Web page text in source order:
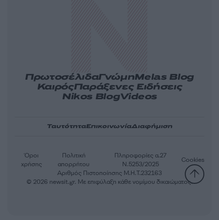
ΠρωτοσέλιδαΓνώμηMelas Blog
ΚαιρόςΠαράξενες Ειδήσεις
Nikos BlogVideos
ΤαυτότηταΕπικοινωνίαΔιαφήμιση
Αριθμός Πιστοποίησης Μ.Η.Τ.232163
Όροι
χρήσης
Πολιτική
απορρήτου
Πληροφορίες α.27
Ν.5253/2025
Cookies
© 2026 newsit.gr. Με επιφύλαξη κάθε νομίμου δικαιώματος.